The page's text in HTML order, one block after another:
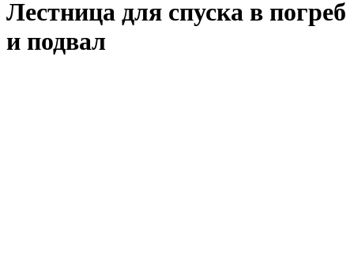
Лестница для спуска в погреб
и подвал